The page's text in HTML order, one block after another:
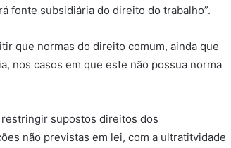
fonte subsidiária do direito do trabalho”.
que normas do direito comum, ainda que
nos casos em que este não possua norma
supostos direitos dos
não previstas em lei, com a ultratitvidade